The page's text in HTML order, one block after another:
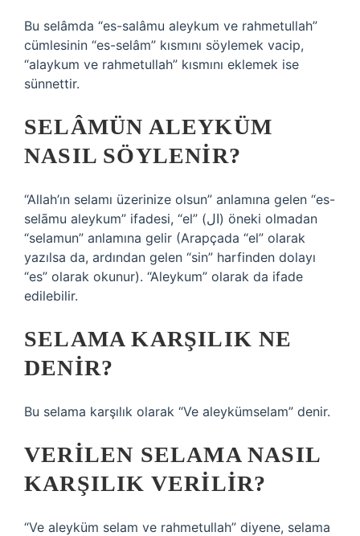
Bu selâmda “es-salâmu aleykum ve rahmetullah”
cümlesinin “es-selâm” kısmını söylemek vacip,
“alaykum ve rahmetullah” kısmını eklemek ise
sünnettir.
SELÂMÜN ALEYKÜM
NASIL SÖYLENIR?
“Allah’ın selamı üzerinize olsun” anlamına gelen “es-
selāmu aleykum” ifadesi, “el” (ال) öneki olmadan
“selamun” anlamına gelir (Arapçada “el” olarak
yazılsa da, ardından gelen “sin” harfinden dolayı
“es” olarak okunur). “Aleykum” olarak da ifade
edilebilir.
SELAMA KARŞILIK NE
DENIR?
Bu selama karşılık olarak “Ve aleykümselam” denir.
VERILEN SELAMA NASIL
KARŞILIK VERILIR?
“Ve aleyküm selam ve rahmetullah” diyene, selama